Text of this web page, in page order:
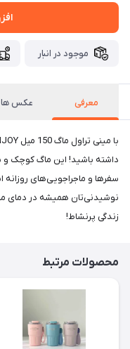
موجود در انبار
معرفی عکس ها
داشته باشید! این ماگ کوچک و
سفرها و ماجراجویی‌های
نوشیدنی‌تان همیشه در دمای
زندگی پرنشاط!
محصولات مرتبط